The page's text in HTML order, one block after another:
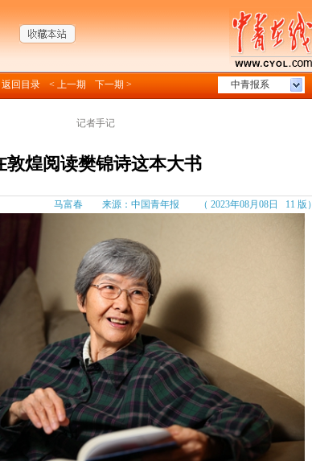
返回目录 < 上一期 下一期 > 中青报系
记者手记
敦煌阅读樊锦诗这本大书
马富春 来源：中国青年报 （ 2023年08月08日 11 版）